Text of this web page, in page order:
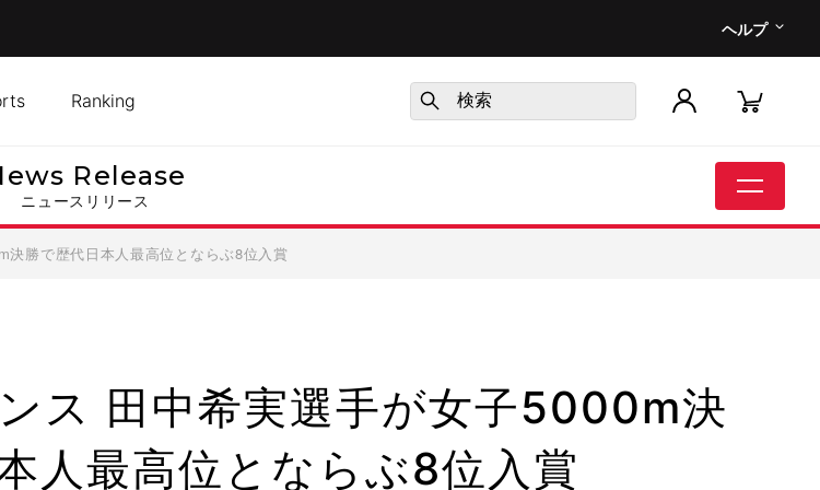
ヘルプ
Ranking
News Release
ニュースリリース
勝で歴代日本人最高位とならぶ8位入賞
ス 田中希実選手が女子5000m決
人最高位とならぶ8位入賞